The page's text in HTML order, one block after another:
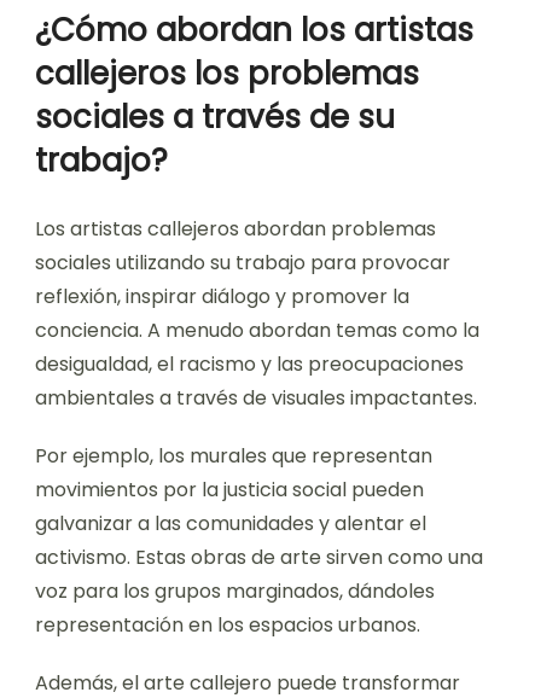
callejero a menudo actúa como un diálogo visual,
provocando conversaciones que pueden llevar al
cambio social. Por ejemplo, los murales pueden
reflejar luchas y triunfos locales, convirtiendo el
arte en una herramienta poderosa para el
¿Cómo abordan los artistas
callejeros los problemas
sociales a través de su
trabajo?
Los artistas callejeros abordan problemas
sociales utilizando su trabajo para provocar
reflexión, inspirar diálogo y promover la
conciencia. A menudo abordan temas como la
desigualdad, el racismo y las preocupaciones
ambientales a través de visuales impactantes.
Por ejemplo, los murales que representan